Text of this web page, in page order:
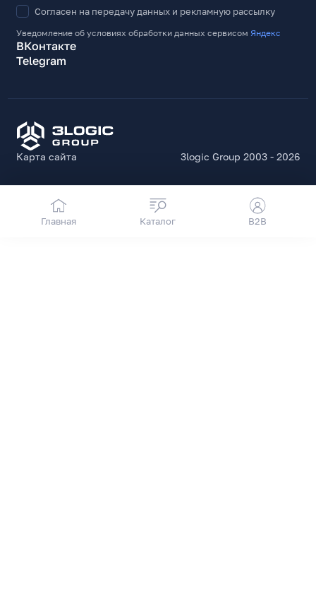
Согласен на передачу данных и рекламную рассылку
Уведомление об условиях обработки данных сервисом Яндекс
ВКонтакте
Telegram
Карта сайта 3logic Group 2003 - 2026
Главная Каталог B2B